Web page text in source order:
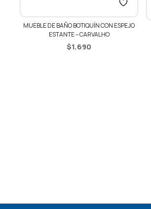
MUEBLE DE BAÑO BOTIQUÍN CON ESPEJO
ESTANTE – CARVALHO
$1.690